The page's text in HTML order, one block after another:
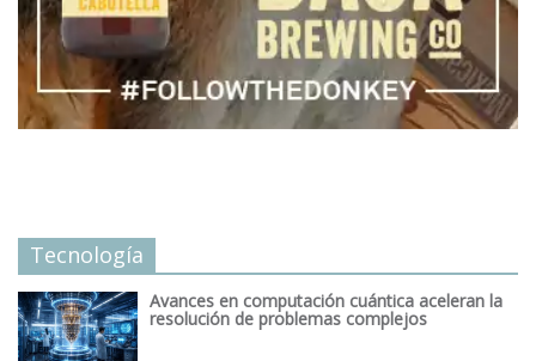
Tecnología
Avances en computación cuántica aceleran la
resolución de problemas complejos